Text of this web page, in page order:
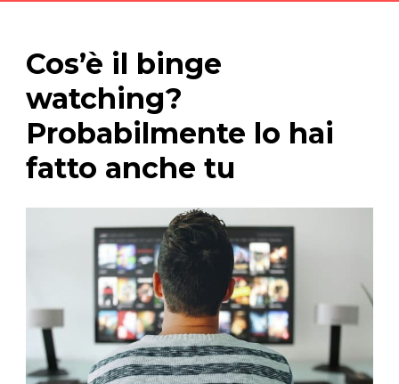
Cos’è il binge
watching?
Probabilmente lo hai
fatto anche tu